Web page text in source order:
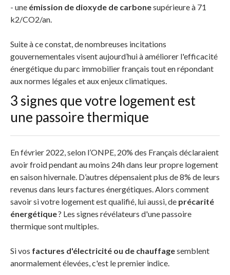
- une émission de dioxyde de carbonesupérieure à 71
k2/CO2/an.
Suite à ce constat, de nombreuses incitations
gouvernementales visent aujourd’hui à améliorer l'efficacité
énergétique du parc immobilier français tout en répondant
aux normes légales et aux enjeux climatiques.
3 signes que votre logement est
une passoire thermique
En février 2022, selon l’ONPE, 20% des Français déclaraient
avoir froid pendant au moins 24h dans leur propre logement
en saison hivernale. D’autres dépensaient plus de 8% de leurs
revenus dans leurs factures énergétiques. Alors comment
savoir si votre logement est qualifié, lui aussi, de précarité
énergétique? Les signes révélateurs d'une passoire
thermique sont multiples.
Si vos factures d'électricité ou de chauffagesemblent
anormalement élevées, c'est le premier indice.